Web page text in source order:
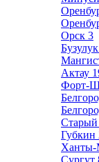
Орск 3
Бузулук
Актау
Форт-
Губкин
Ханты-
Сургут